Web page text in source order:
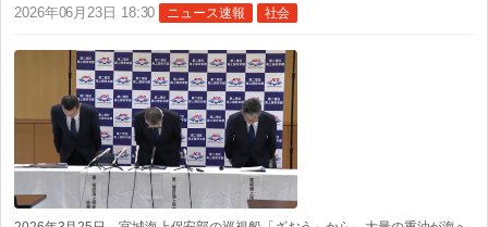
2026年06月23日 18:30 ニュース速報 社会